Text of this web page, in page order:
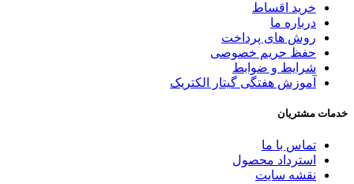
خرید اقساط
درباره ما
روش های پرداخت
حفظ حریم خصوصی
شرایط و ضوابط
آموزش هفتگی گیتار الکتریک
خدمات مشتریان
تماس با ما
استرداد محصول
نقشه سایت